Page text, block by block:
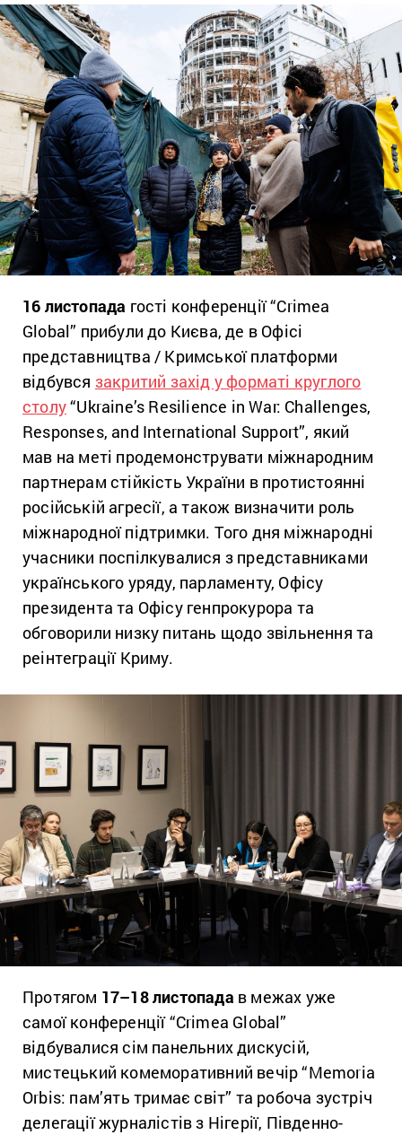
16 листопада гості конференції “Crimea
Global” прибули до Києва, де в Офісі
представництва / Кримської платформи
відбувся закритий захід у форматі круглого
столу“Ukraine’s Resilience in War: Challenges,
Responses, and International Support”, який
мав на меті продемонструвати міжнародним
партнерам стійкість України в протистоянні
російській агресії, а також визначити роль
міжнародної підтримки. Того дня міжнародні
учасники поспілкувалися з представниками
українського уряду, парламенту, Офісу
президента та Офісу генпрокурора та
обговорили низку питань щодо звільнення та
реінтеграції Криму.
Протягом 17–18 листопада в межах уже
самої конференції “Crimea Global”
відбувалися сім панельних дискусій,
мистецький комеморативний вечір “Memoria
Orbis: пам’ять тримає світ” та робоча зустріч
делегації журналістів з Нігерії, Південно-